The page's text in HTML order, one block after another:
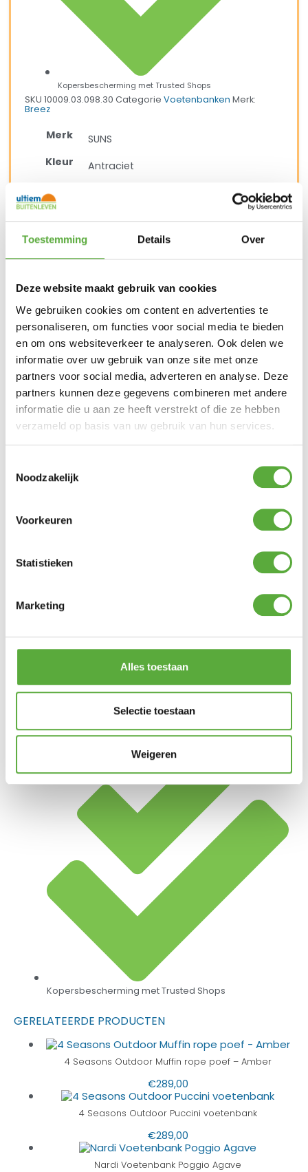
Toestemming Details Over
Deze website maakt gebruik van cookies
We gebruiken cookies om content en advertenties te
personaliseren, om functies voor social media te bieden
en om ons websiteverkeer te analyseren. Ook delen we
informatie over uw gebruik van onze site met onze
partners voor social media, adverteren en analyse. Deze
partners kunnen deze gegevens combineren met andere
informatie die u aan ze heeft verstrekt of die ze hebben
verzameld op basis van uw gebruik van hun services.
Noodzakelijk
Voorkeuren
Statistieken
Marketing
Alles toestaan
Selectie toestaan
Weigeren
Kopersbescherming met Trusted Shops
SKU10009.03.098.30Categorie Voetenbanken Merk:
Breez
Merk
SUNS
Kleur
Antraciet
80 cm
SKU
10009.03.098.30
Gratis verzending vanaf €250,-*
Achteraf betalen mogelijk
Kopersbescherming met Trusted Shops
GERELATEERDE PRODUCTEN
4 Seasons Outdoor Muffin rope poef – Amber
€289,00
4 Seasons Outdoor Puccini voetenbank
€289,00
Nardi Voetenbank Poggio Agave